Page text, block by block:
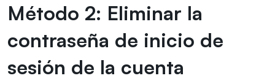
Método 2: Eliminar la
contraseña de inicio de
sesión de la cuenta